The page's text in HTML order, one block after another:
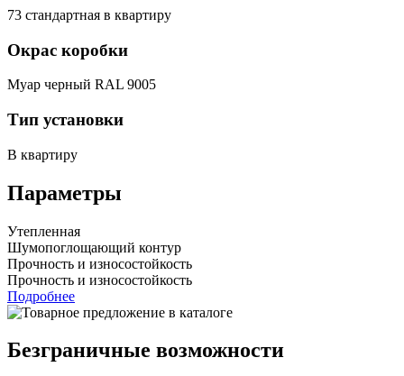
73 стандартная в квартиру
Окрас коробки
Муар черный RAL 9005
Тип установки
В квартиру
Параметры
Утепленная
Шумопоглощающий контур
Прочность и износостойкость
Прочность и износостойкость
Подробнее
Безграничные возможности